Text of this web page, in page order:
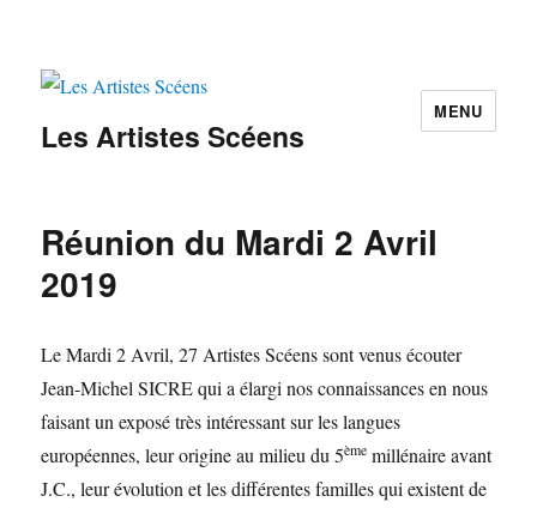
Les Artistes Scéens
MENU
Réunion du Mardi 2 Avril
2019
Le Mardi 2 Avril, 27 Artistes Scéens sont venus écouter
Jean-Michel SICRE qui a élargi nos connaissances en nous
faisant un exposé très intéressant sur les langues
européennes, leur origine au milieu du 5ème millénaire avant
J.C., leur évolution et les différentes familles qui existent de